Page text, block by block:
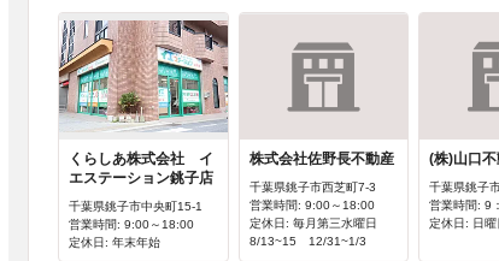
くらしあ株式会社 イ
エステーション銚子店
千葉県銚子市中央町15-1
営業時間: 9:00～18:00
定休日: 年末年始
株式会社佐野長不動産
千葉県銚子市西芝町7-3
営業時間: 9:00～18:00
定休日: 毎月第三水曜日
8/13~15 12/31~1/3
(株)山口
千葉県銚子
営業時間: 9
定休日: 日曜